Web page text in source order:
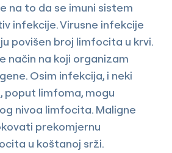
na to da se imuni sistem
infekcije. Virusne infekcije
povišen broj limfocita u krvi.
način na koji organizam
Osim infekcija, i neki
poput limfoma, mogu
nivoa limfocita. Maligne
prekomjernu
u koštanoj srži.